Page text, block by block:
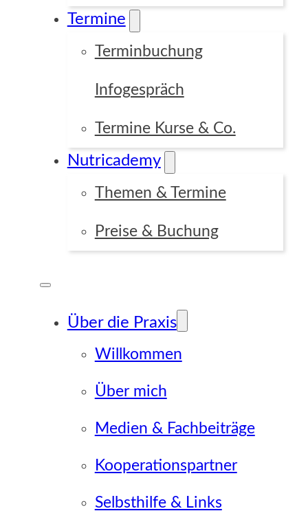
Termine
Terminbuchung
Infogespräch
Termine Kurse & Co.
Nutricademy
Themen & Termine
Preise & Buchung
Über die Praxis
Willkommen
Über mich
Medien & Fachbeiträge
Kooperationspartner
Selbsthilfe & Links